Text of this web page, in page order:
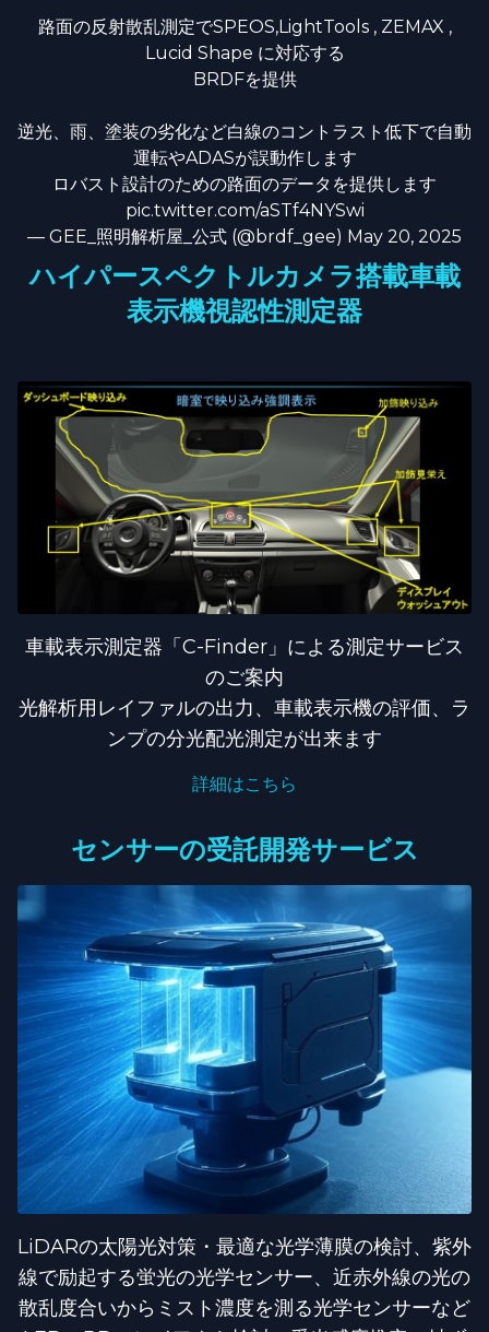
路面の反射散乱測定でSPEOS,LightTools , ZEMAX ,
Lucid Shape に対応する
BRDFを提供
逆光、雨、塗装の劣化など白線のコントラスト低下で自動
運転やADASが誤動作します
ロバスト設計のための路面のデータを提供します
pic.twitter.com/aSTf4NYSwi
— GEE_照明解析屋_公式 (@brdf_gee) May 20, 2025
ハイパースペクトルカメラ搭載車載
表示機視認性測定器
車載表示測定器「C-Finder」による測定サービス
のご案内
光解析用レイファルの出力、車載表示機の評価、ラ
ンプの分光配光測定が出来ます
詳細はこちら
センサーの受託開発サービス
LiDARの太陽光対策・最適な光学薄膜の検討、紫外
線で励起する蛍光の光学センサー、近赤外線の光の
散乱度合いからミスト濃度を測る光学センサーなど